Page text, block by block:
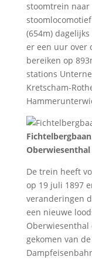
stoomtrein naar
(654m)
er een uur over
bereiken op
stations
Kretscham-
Oberwiesenthal
De trein heeft
op 19 juli 1897
veranderingen
een nieuwe
Oberwiesenthal
gekomen van de